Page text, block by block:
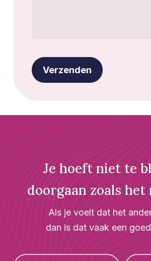
Je hoeft niet te
doorgaan zoals het
Als je voelt dat het
dan is dat vaak een